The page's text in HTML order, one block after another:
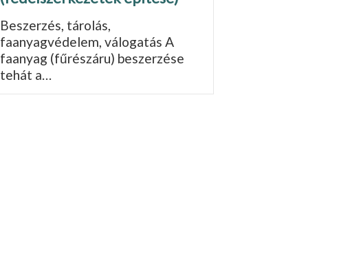
Beszerzés, tárolás,
faanyagvédelem, válogatás A
faanyag (fűrészáru) beszerzése
tehát a…